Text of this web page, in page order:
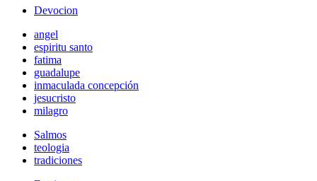
Devocion
angel
espiritu santo
fatima
guadalupe
inmaculada concepción
jesucristo
milagro
Salmos
teologia
tradiciones